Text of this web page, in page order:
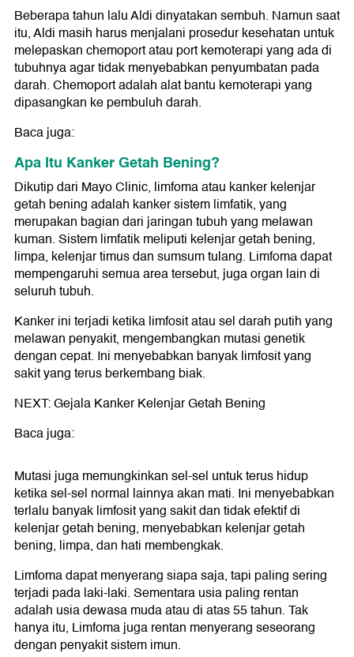
Beberapa tahun lalu Aldi dinyatakan sembuh. Namun saat
itu, Aldi masih harus menjalani prosedur kesehatan untuk
melepaskan chemoport atau port kemoterapi yang ada di
tubuhnya agar tidak menyebabkan penyumbatan pada
darah. Chemoport adalah alat bantu kemoterapi yang
dipasangkan ke pembuluh darah.
Baca juga:
Apa Itu Kanker Getah Bening?
Dikutip dari Mayo Clinic, limfoma atau kanker kelenjar
getah bening adalah kanker sistem limfatik, yang
merupakan bagian dari jaringan tubuh yang melawan
kuman. Sistem limfatik meliputi kelenjar getah bening,
limpa, kelenjar timus dan sumsum tulang. Limfoma dapat
mempengaruhi semua area tersebut, juga organ lain di
seluruh tubuh.
Kanker ini terjadi ketika limfosit atau sel darah putih yang
melawan penyakit, mengembangkan mutasi genetik
dengan cepat. Ini menyebabkan banyak limfosit yang
sakit yang terus berkembang biak.
NEXT: Gejala Kanker Kelenjar Getah Bening
Baca juga:
Mutasi juga memungkinkan sel-sel untuk terus hidup
ketika sel-sel normal lainnya akan mati. Ini menyebabkan
terlalu banyak limfosit yang sakit dan tidak efektif di
kelenjar getah bening, menyebabkan kelenjar getah
bening, limpa, dan hati membengkak.
Limfoma dapat menyerang siapa saja, tapi paling sering
terjadi pada laki-laki. Sementara usia paling rentan
adalah usia dewasa muda atau di atas 55 tahun. Tak
hanya itu, Limfoma juga rentan menyerang seseorang
dengan penyakit sistem imun.